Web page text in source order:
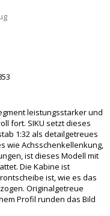
leistungsstarker und
fort. SIKU setzt dieses
1:32 als detailgetreues
wie Achsschenkellenkung,
ist dieses Modell mit
Die Kabine ist
ist, wie es das
Originalgetreue
Profil runden das Bild